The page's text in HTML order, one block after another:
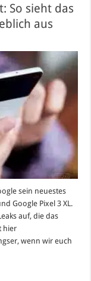
So sieht das
aus
sein neuestes
Google Pixel 3 XL.
auf, die das
hier
wenn wir euch